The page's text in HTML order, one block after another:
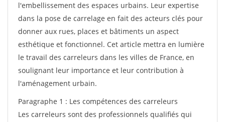
l'embellissement des espaces urbains. Leur expertise
dans la pose de carrelage en fait des acteurs clés pour
donner aux rues, places et bâtiments un aspect
esthétique et fonctionnel. Cet article mettra en lumière
le travail des carreleurs dans les villes de France, en
soulignant leur importance et leur contribution à
l'aménagement urbain.
Paragraphe 1 : Les compétences des carreleurs
Les carreleurs sont des professionnels qualifiés qui